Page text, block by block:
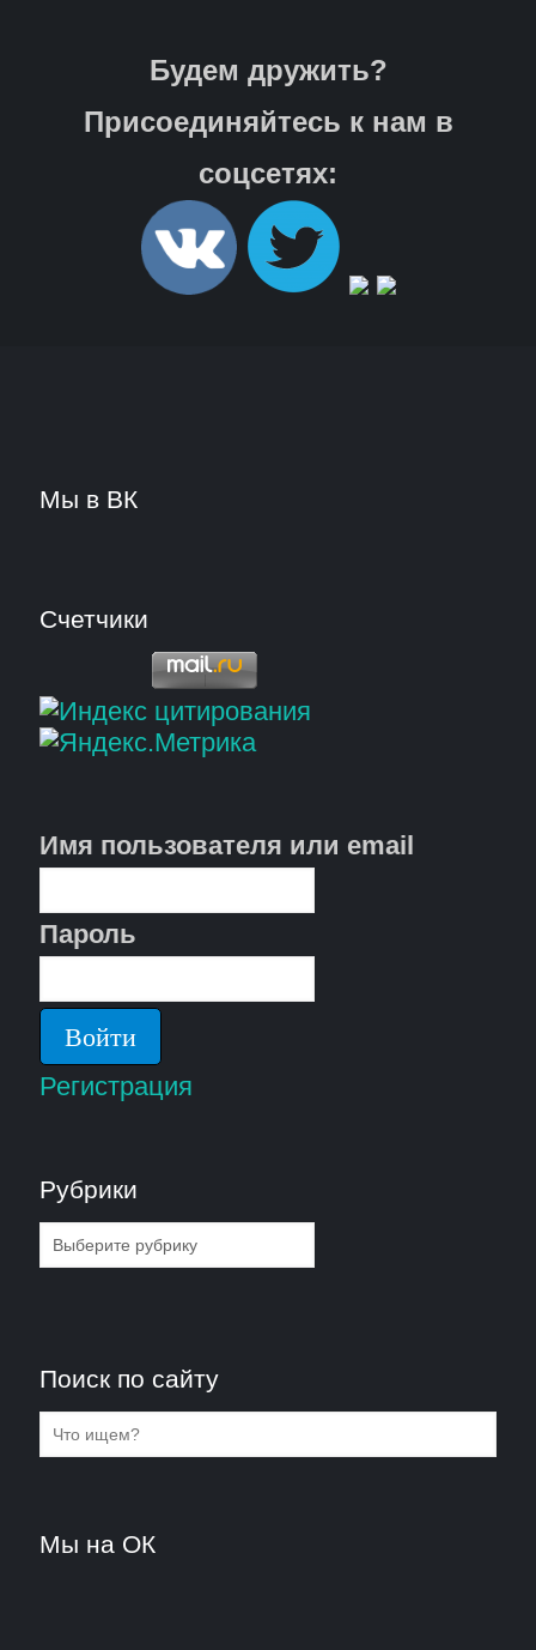
Будем дружить?
Присоединяйтесь к нам в
соцсетях:
Мы в ВК
Счетчики
Имя пользователя или email
Пароль
Регистрация
Рубрики
Рубрики
Поиск по сайту
Мы на ОК